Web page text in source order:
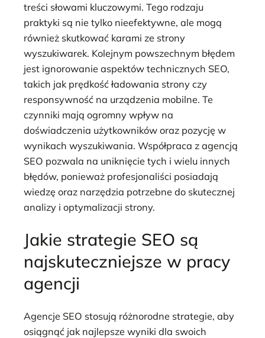
treści słowami kluczowymi. Tego rodzaju
praktyki są nie tylko nieefektywne, ale mogą
również skutkować karami ze strony
wyszukiwarek. Kolejnym powszechnym błędem
jest ignorowanie aspektów technicznych SEO,
takich jak prędkość ładowania strony czy
responsywność na urządzenia mobilne. Te
czynniki mają ogromny wpływ na
doświadczenia użytkowników oraz pozycję w
wynikach wyszukiwania. Współpraca z agencją
SEO pozwala na uniknięcie tych i wielu innych
błędów, ponieważ profesjonaliści posiadają
wiedzę oraz narzędzia potrzebne do skutecznej
analizy i optymalizacji strony.
Jakie strategie SEO są
najskuteczniejsze w pracy
agencji
Agencje SEO stosują różnorodne strategie, aby
osiągnąć jak najlepsze wyniki dla swoich